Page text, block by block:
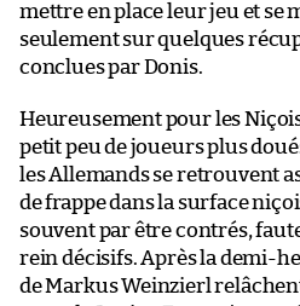
mettre en place leur jeu et se
seulement sur quelques
conclues par Donis.
Heureusement pour les
petit peu de joueurs plus
les Allemands se retrouvent
de frappe dans la surface
souvent par être contrés,
rein décisifs. Après la demi-
de Markus Weinzierl